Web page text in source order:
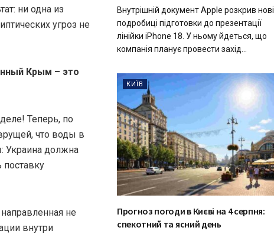
ни одна из
угроз не
Крым – это
Теперь, по
что воды в
Украина должна
не
внутри
Внутрішній документ Apple розкрив нові
подробиці підготовки до презентації
лінійки iPhone 18. У ньому йдеться, що
компанія планує провести захід...
КИЇВ
Прогноз погоди в Києві на 4 серпня:
спекотний та ясний день